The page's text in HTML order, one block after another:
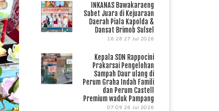
INKANAS Bawakaraeng
Sabet Juara di Kejuaraan
Daerah Piala Kapolda &
Dansat Brimob Sulsel
16:28 27 Jul 2026
Kepala SDN Rappocini
Prakarsai Pengelohan
Sampah Daur ulang di
Perum Graha Indah Famili
dan Perum Castell
Premium waduk Pampang
07:09 26 Jul 2026